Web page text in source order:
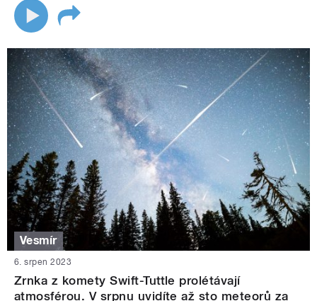
Vesmír
6. srpen 2023
Zrnka z komety Swift-Tuttle prolétávají
atmosférou. V srpnu uvidíte až sto meteorů za